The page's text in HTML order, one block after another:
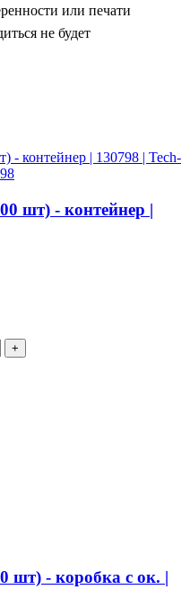
или печати
не будет
шт) - контейнер |
+
шт) - коробка с ок. |